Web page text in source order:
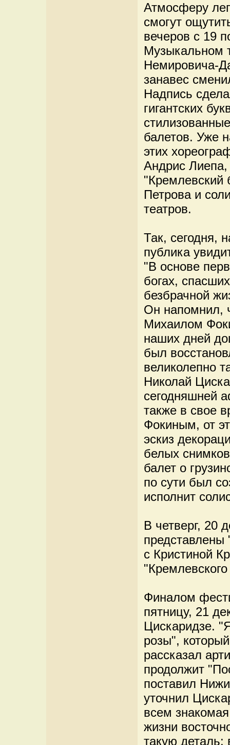
Атмосферу
смогут
вечеров с 19
Музыкальном
Немировича-
занавес
Надпись
гигантских
балетов. Уже
этих
Андрис Лиепа,
"Кремлевский
Петрова и
театров.
Так, сегодня,
публика
"В основе
богах,
безбрачной
Он напомнил,
Михаилом
наших дней
был
великолепно
Николай
сегодняшней
также в свое
Фокиным, от
эскиз
белых
балет о
по сути был
исполнит
В четверг, 20
с Кристиной
Финалом
пятницу, 21
Цискаридзе.
розы",
рассказал
продолжит
поставил
уточнил
всем
жизни
такую деталь: